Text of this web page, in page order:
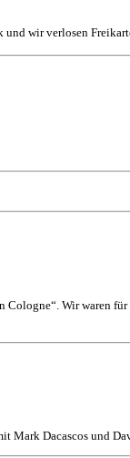
und wir verlosen
Wir waren
Mark Dacascos und